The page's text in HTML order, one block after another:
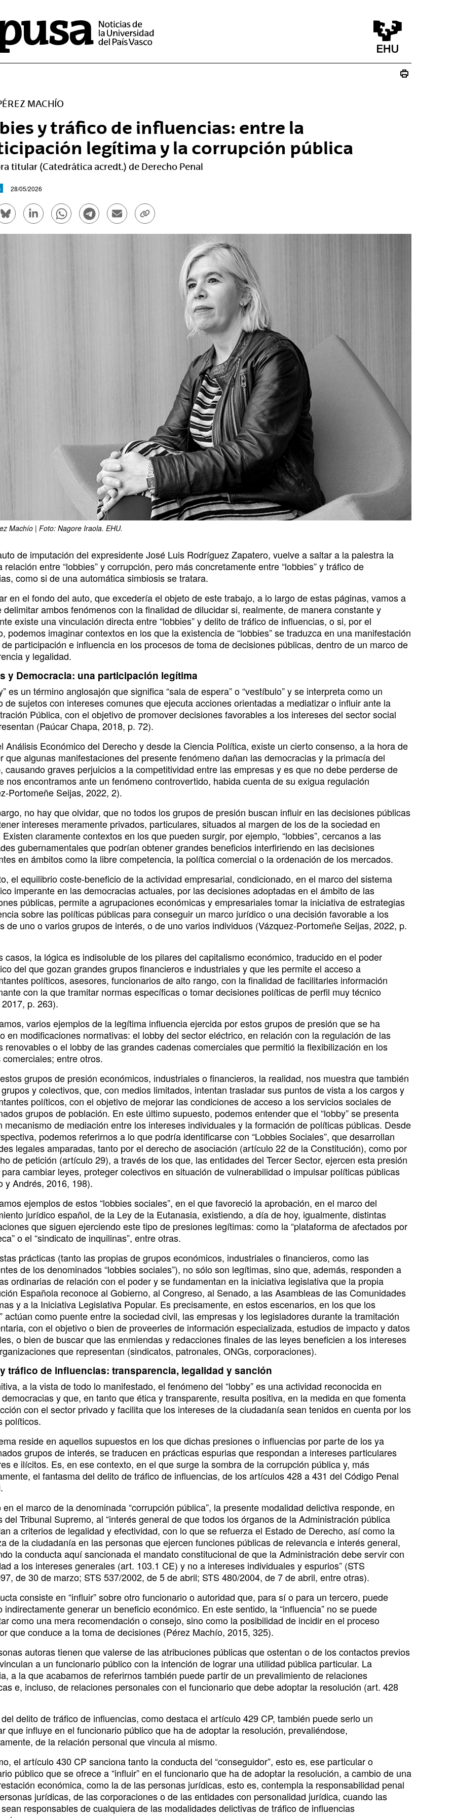
MACHÍO
y tráfico de influencias: entre la
legítima y la corrupción pública
titular (Catedrática acredt.) de Derecho Penal
28/05/2026
en Facebook - (Abre una nueva ventana)
Compartir en Bluesky - (Abre una nueva ventana)
Compartir en Linkedin - (Abre una nueva ventana)
Compartir en Whatsapp - (Abre una nueva ventana)
Compartir en Telegram - (Abre una nueva ventana)
Enviar por correo electrónico - (Abre una nueva ventana)
Copiar enlace - (Abre una nueva ventana)
Machío | Foto: Nagore Iraola. EHU.
de imputación del expresidente José Luis Rodríguez Zapatero, vuelve a saltar a la palestra la
relación entre “lobbies” y corrupción, pero más concretamente entre “lobbies” y tráfico de
como si de una automática simbiosis se tratara.
en el fondo del auto, que excedería el objeto de este trabajo, a lo largo de estas páginas, vamos a
delimitar ambos fenómenos con la finalidad de dilucidar si, realmente, de manera constante y
existe una vinculación directa entre “lobbies” y delito de tráfico de influencias, o si, por el
podemos imaginar contextos en los que la existencia de “lobbies” se traduzca en una manifestación
participación e influencia en los procesos de toma de decisiones públicas, dentro de un marco de
y legalidad.
y Democracia: una participación legítima
es un término anglosajón que significa “sala de espera” o “vestíbulo” y se interpreta como un
de sujetos con intereses comunes que ejecuta acciones orientadas a mediatizar o influir ante la
Pública, con el objetivo de promover decisiones favorables a los intereses del sector social
(Paúcar Chapa, 2018, p. 72).
Análisis Económico del Derecho y desde la Ciencia Política, existe un cierto consenso, a la hora de
que algunas manifestaciones del presente fenómeno dañan las democracias y la primacía del
causando graves perjuicios a la competitividad entre las empresas y es que no debe perderse de
nos encontramos ante un fenómeno controvertido, habida cuenta de su exigua regulación
Portomeñe Seijas, 2022, 2).
no hay que olvidar, que no todos los grupos de presión buscan influir en las decisiones públicas
intereses meramente privados, particulares, situados al margen de los de la sociedad en
claramente contextos en los que pueden surgir, por ejemplo, “lobbies”, cercanos a las
gubernamentales que podrían obtener grandes beneficios interfiriendo en las decisiones
en ámbitos como la libre competencia, la política comercial o la ordenación de los mercados.
el equilibrio coste-beneficio de la actividad empresarial, condicionado, en el marco del sistema
imperante en las democracias actuales, por las decisiones adoptadas en el ámbito de las
públicas, permite a agrupaciones económicas y empresariales tomar la iniciativa de estrategias
sobre las políticas públicas para conseguir un marco jurídico o una decisión favorable a los
de uno o varios grupos de interés, o de uno varios individuos (Vázquez-Portomeñe Seijas, 2022, p.
casos, la lógica es indisoluble de los pilares del capitalismo económico, traducido en el poder
del que gozan grandes grupos financieros e industriales y que les permite el acceso a
políticos, asesores, funcionarios de alto rango, con la finalidad de facilitarles información
con la que tramitar normas específicas o tomar decisiones políticas de perfil muy técnico
p. 263).
varios ejemplos de la legítima influencia ejercida por estos grupos de presión que se ha
en modificaciones normativas: el lobby del sector eléctrico, en relación con la regulación de las
renovables o el lobby de las grandes cadenas comerciales que permitió la flexibilización en los
comerciales; entre otros.
grupos de presión económicos, industriales o financieros, la realidad, nos muestra que también
y colectivos, que, con medios limitados, intentan trasladar sus puntos de vista a los cargos y
políticos, con el objetivo de mejorar las condiciones de acceso a los servicios sociales de
grupos de población. En este último supuesto, podemos entender que el “lobby” se presenta
mecanismo de mediación entre los intereses individuales y la formación de políticas públicas. Desde
podemos referirnos a lo que podría identificarse con “Lobbies Sociales”, que desarrollan
legales amparadas, tanto por el derecho de asociación (artículo 22 de la Constitución), como por
de petición (artículo 29), a través de los que, las entidades del Tercer Sector, ejercen esta presión
cambiar leyes, proteger colectivos en situación de vulnerabilidad o impulsar políticas públicas
y Andrés, 2016, 198).
ejemplos de estos “lobbies sociales”, en el que favoreció la aprobación, en el marco del
jurídico español, de la Ley de la Eutanasia, existiendo, a día de hoy, igualmente, distintas
que siguen ejerciendo este tipo de presiones legítimas: como la “plataforma de afectados por
o el “sindicato de inquilinas”, entre otras.
prácticas (tanto las propias de grupos económicos, industriales o financieros, como las
de los denominados “lobbies sociales”), no sólo son legítimas, sino que, además, responden a
ordinarias de relación con el poder y se fundamentan en la iniciativa legislativa que la propia
Española reconoce al Gobierno, al Congreso, al Senado, a las Asambleas de las Comunidades
y a la Iniciativa Legislativa Popular. Es precisamente, en estos escenarios, en los que los
actúan como puente entre la sociedad civil, las empresas y los legisladores durante la tramitación
con el objetivo o bien de proveerles de información especializada, estudios de impacto y datos
o bien de buscar que las enmiendas y redacciones finales de las leyes beneficien a los intereses
que representan (sindicatos, patronales, ONGs, corporaciones).
tráfico de influencias: transparencia, legalidad y sanción
a la vista de todo lo manifestado, el fenómeno del “lobby” es una actividad reconocida en
y que, en tanto que ética y transparente, resulta positiva, en la medida en que fomenta
con el sector privado y facilita que los intereses de la ciudadanía sean tenidos en cuenta por los
políticos.
reside en aquellos supuestos en los que dichas presiones o influencias por parte de los ya
grupos de interés, se traducen en prácticas espurias que respondan a intereses particulares
e ilícitos. Es, en ese contexto, en el que surge la sombra de la corrupción pública y, más
el fantasma del delito de tráfico de influencias, de los artículos 428 a 431 del Código Penal
en el marco de la denominada “corrupción pública”, la presente modalidad delictiva responde, en
del Tribunal Supremo, al “interés general de que todos los órganos de la Administración pública
a criterios de legalidad y efectividad, con lo que se refuerza el Estado de Derecho, así como la
de la ciudadanía en las personas que ejercen funciones públicas de relevancia e interés general,
la conducta aquí sancionada el mandato constitucional de que la Administración debe servir con
a los intereses generales (art. 103.1 CE) y no a intereses individuales y espurios” (STS
de 30 de marzo; STS 537/2002, de 5 de abril; STS 480/2004, de 7 de abril, entre otras).
consiste en “influir” sobre otro funcionario o autoridad que, para sí o para un tercero, puede
indirectamente generar un beneficio económico. En este sentido, la “influencia” no se puede
como una mera recomendación o consejo, sino como la posibilidad de incidir en el proceso
que conduce a la toma de decisiones (Pérez Machío, 2015, 325).
autoras tienen que valerse de las atribuciones públicas que ostentan o de los contactos previos
a un funcionario público con la intención de lograr una utilidad pública particular. La
a la que acabamos de referirnos también puede partir de un prevalimiento de relaciones
e, incluso, de relaciones personales con el funcionario que debe adoptar la resolución (art. 428
delito de tráfico de influencias, como destaca el artículo 429 CP, también puede serlo un
que influye en el funcionario público que ha de adoptar la resolución, prevaliéndose,
de la relación personal que vincula al mismo.
el artículo 430 CP sanciona tanto la conducta del “conseguidor”, esto es, ese particular o
público que se ofrece a “influir” en el funcionario que ha de adoptar la resolución, a cambio de una
económica, como la de las personas jurídicas, esto es, contempla la responsabilidad penal
jurídicas, de las corporaciones o de las entidades con personalidad jurídica, cuando las
responsables de cualquiera de las modalidades delictivas de tráfico de influencias